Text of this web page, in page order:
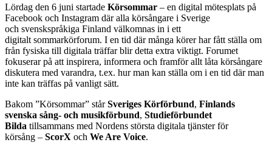
Lördag den 6 juni startade Körsommar – en digital mötesplats på
Facebook och Instagram där alla körsångare i Sverige
och svenskspråkiga Finland välkomnas in i ett
digitalt sommarkörforum. I en tid där många körer har fått ställa om
från fysiska till digitala träffar blir detta extra viktigt. Forumet
fokuserar på att inspirera, informera och framför allt låta körsångare
diskutera med varandra, t.ex. hur man kan ställa om i en tid där man
inte kan träffas på vanligt sätt.
Bakom ”Körsommar” stårSveriges Körförbund, Finlands
svenska sång- och musikförbund, Studieförbundet
Bilda tillsammans med Nordens största digitala tjänster för
körsång – ScorX och We Are Voice.